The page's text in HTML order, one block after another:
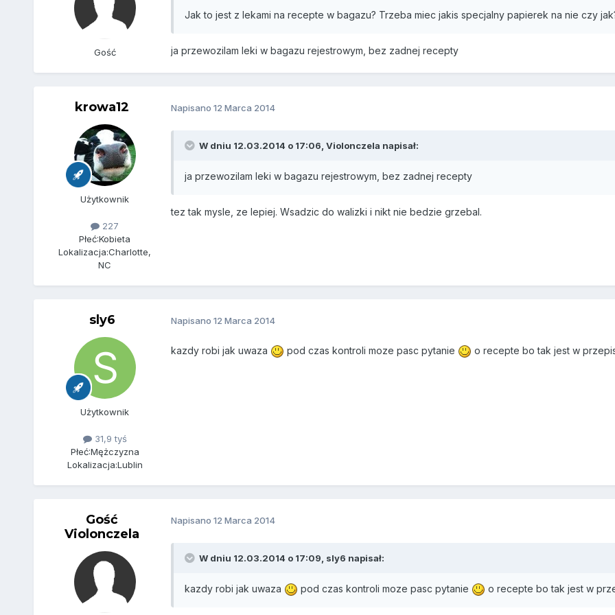
Gość
Jak to jest z lekami na recepte w bagazu? Trzeba miec jakis specjalny papierek na nie czy
ja przewozilam leki w bagazu rejestrowym, bez zadnej recepty
krowa12
Użytkownik
227
Płeć:Kobieta
Lokalizacja:Charlotte,
NC
Napisano 12 Marca 2014
W dniu 12.03.2014 o 17:06, Violonczela napisał:
ja przewozilam leki w bagazu rejestrowym, bez zadnej recepty
tez tak mysle, ze lepiej. Wsadzic do walizki i nikt nie bedzie grzebal.
sly6
Użytkownik
31,9 tyś
Płeć:Mężczyzna
Lokalizacja:Lublin
Napisano 12 Marca 2014
kazdy robi jak uwaza pod czas kontroli moze pasc pytanie o recepte bo tak jest w
Gość
Violonczela
Napisano 12 Marca 2014
W dniu 12.03.2014 o 17:09, sly6 napisał:
kazdy robi jak uwaza pod czas kontroli moze pasc pytanie o recepte bo tak jest w